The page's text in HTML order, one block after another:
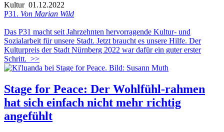
Kultur01.12.2022
P31. Von Marian Wild
Das P31 macht seit Jahrzehnten hervorragende Kultur- und
Sozialarbeit für unsere Stadt. Jetzt braucht es unsere Hilfe. Der
Kulturpreis der Stadt Nürnberg 2022 war dafür ein guter erster
Schritt. >>
Stage for Peace: Der Wohlfühl-rahmen
hat sich einfach nicht mehr richtig
angefühlt